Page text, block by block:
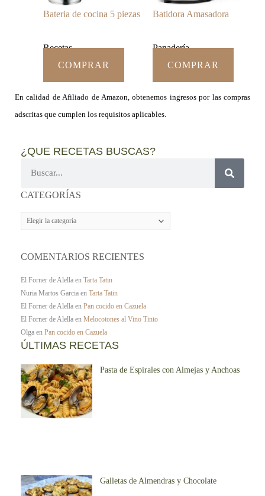
Bateria de cocina 5 piezas
Recetas
COMPRAR
Batidora Amasadora
Panadería
COMPRAR
En calidad de Afiliado de Amazon, obtenemos ingresos por las compras
adscritas que cumplen los requisitos aplicables.
¿QUE RECETAS BUSCAS?
CATEGORÍAS
CATEGORÍAS
COMENTARIOS RECIENTES
El Forner de Alella en Tarta Tatin
Nuria Martos Garcia en Tarta Tatin
El Forner de Alella en Pan cocido en Cazuela
El Forner de Alella en Melocotones al Vino Tinto
Olga en Pan cocido en Cazuela
ÚLTIMAS RECETAS
Pasta de Espirales con Almejas y Anchoas
Galletas de Almendras y Chocolate